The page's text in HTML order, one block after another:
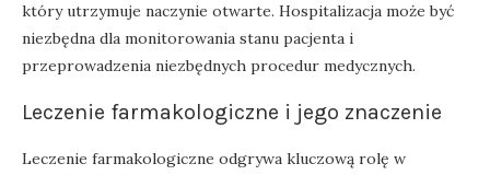
który utrzymuje naczynie otwarte. Hospitalizacja może być
niezbędna dla monitorowania stanu pacjenta i
przeprowadzenia niezbędnych procedur medycznych.
Leczenie farmakologiczne i jego znaczenie
Leczenie farmakologiczne odgrywa kluczową rolę w